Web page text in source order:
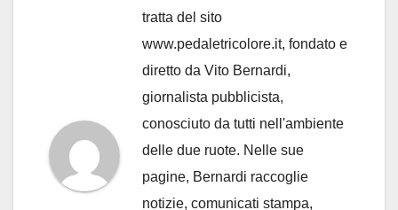
tratta del sito
www.pedaletricolore.it, fondato e
diretto da Vito Bernardi,
giornalista pubblicista,
conosciuto da tutti nell'ambiente
delle due ruote. Nelle sue
pagine, Bernardi raccoglie
notizie, comunicati stampa,